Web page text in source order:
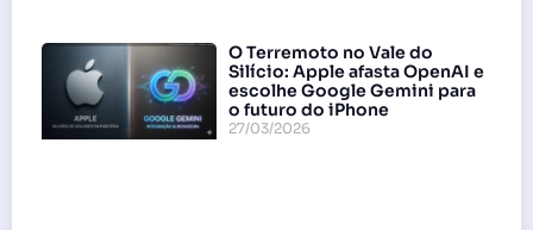
O Terremoto no Vale do
Silício: Apple afasta OpenAI e
escolhe Google Gemini para
o futuro do iPhone
27/03/2026